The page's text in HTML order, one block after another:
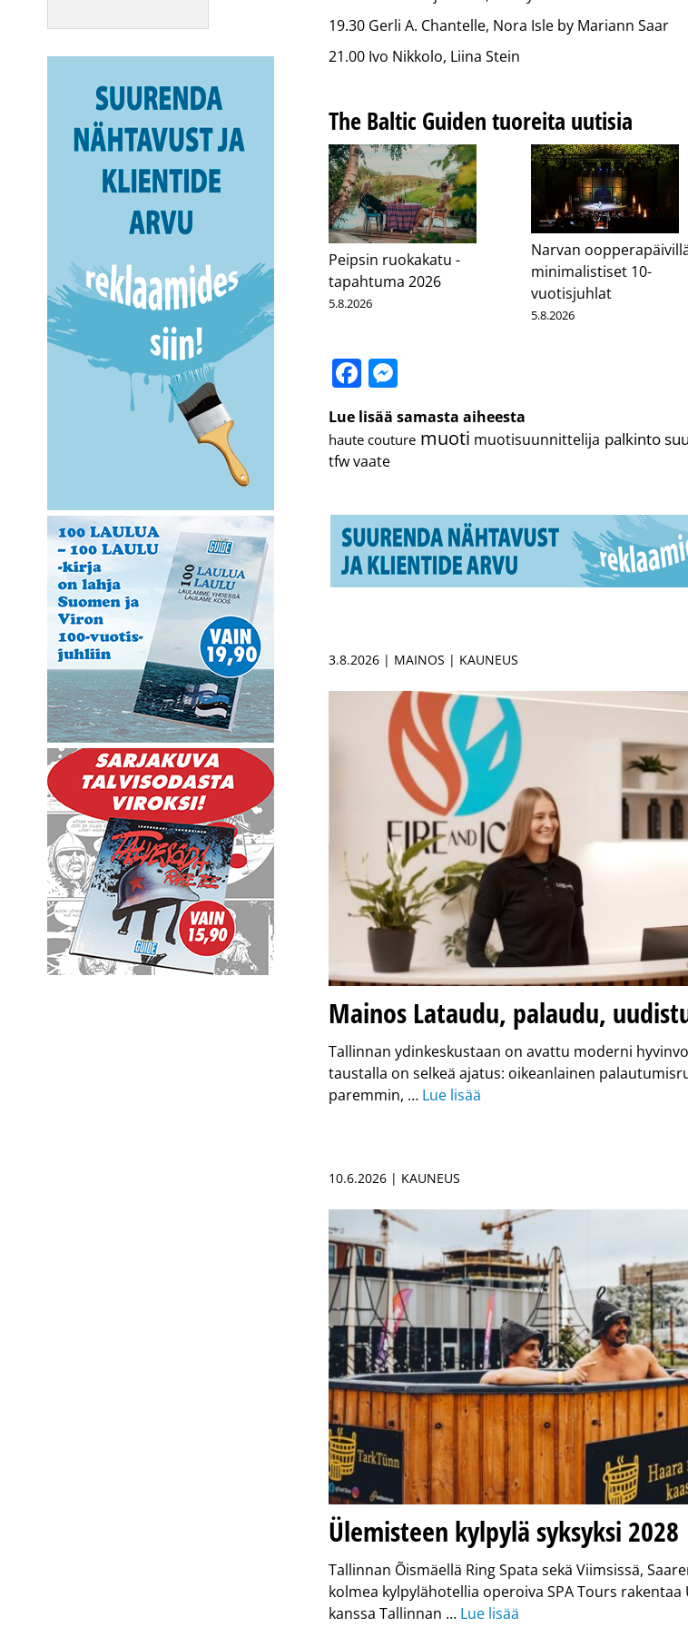
19.30 Gerli A. Chantelle, Nora Isle by Mariann Saar
21.00 Ivo Nikkolo, Liina Stein
The Baltic Guiden tuoreita uutisia
Peipsin ruokakatu -
tapahtuma 2026
5.8.2026
Narvan
minimalistiset 10-
vuotisjuhlat
5.8.2026
Facebook
Lue lisää samasta aiheesta
haute couture muoti muotisuunnittelija palkinto
tfwvaate
3.8.2026 | MAINOS | KAUNEUS
MainosLataudu, palaudu,
Tallinnan ydinkeskustaan on avattu moderni
taustalla on selkeä ajatus: oikeanlainen
paremmin, … Lue lisää
10.6.2026 | KAUNEUS
Ülemisteen kylpylä syksyksi 2028
Tallinnan Õismäellä Ring Spata sekä Viimsissä,
kolmea kylpylähotellia operoiva SPA Tours
kanssa Tallinnan … Lue lisää